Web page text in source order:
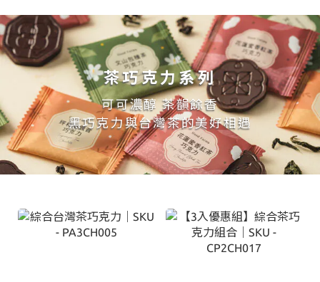
茶巧克力系列
可可濃醇 茶韻餘香
黑巧克力與台灣茶的美好相遇